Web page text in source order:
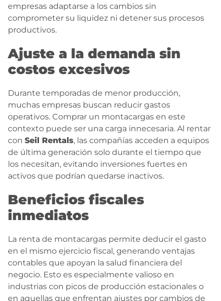
empresas adaptarse a los cambios sin
comprometer su liquidez ni detener sus procesos
productivos.
Ajuste a la demanda sin
costos excesivos
Durante temporadas de menor producción,
muchas empresas buscan reducir gastos
operativos. Comprar un montacargas en este
contexto puede ser una carga innecesaria. Al rentar
con Seil Rentals, las compañías acceden a equipos
de última generación solo durante el tiempo que
los necesitan, evitando inversiones fuertes en
activos que podrían quedarse inactivos.
Beneficios fiscales
inmediatos
La renta de montacargas permite deducir el gasto
en el mismo ejercicio fiscal, generando ventajas
contables que apoyan la salud financiera del
negocio. Esto es especialmente valioso en
industrias con picos de producción estacionales o
en aquellas que enfrentan ajustes por cambios de